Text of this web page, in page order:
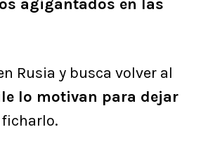
agigantados en las
Rusia y busca volver al
lo motivan para dejar
ficharlo.